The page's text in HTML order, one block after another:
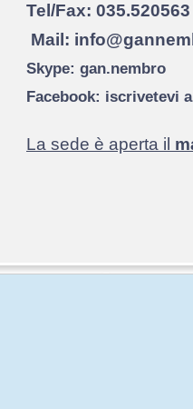
Tel/Fax: 035.520563
Mail:
Skype: gan.nembro
Facebook: iscrivetevi
La sede è aperta il